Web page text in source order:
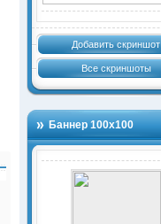
Добавить скриншот
Все скриншоты
Баннер 100х100